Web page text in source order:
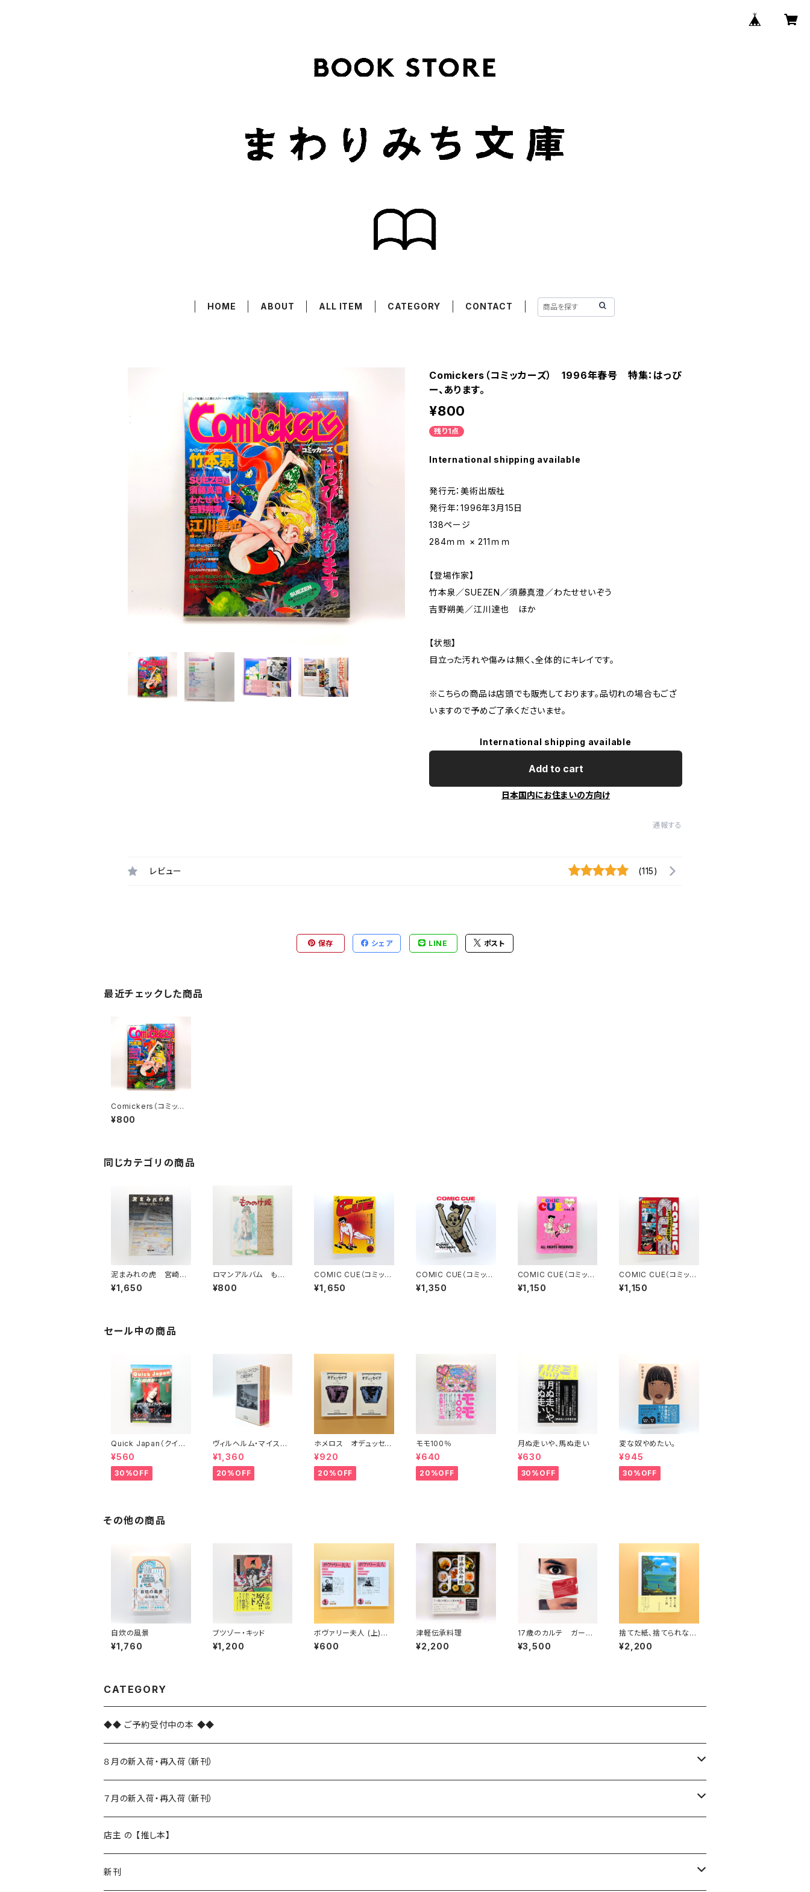
HOME ABOUT ALL ITEM CATEGORY CONTACT
Comickers（コミッカーズ） 1996年春号 特集：はっぴ
ー、あります。
¥800
残り1点
International shipping available
発行元：美術出版社
発行年：1996年3月15日
138ページ
284ｍｍ × 211ｍｍ
【登場作家】
竹本泉／SUEZEN／須藤真澄／わたせせいぞう
吉野朔美／江川達也 ほか
【状態】
目立った汚れや傷みは無く、全体的にキレイです。
※こちらの商品は店頭でも販売しております。品切れの場合もござ
いますので予めご了承くださいませ。
International shipping available
Add to cart
日本国内にお住まいの方向け
通報する
レビュー (115)
保存 シェア LINE ポスト
最近チェックした商品
Comickers（コミッカ
ーズ） 1996年春号
特集：はっぴー、ありま
¥800
同じカテゴリの商品
泥まみれの虎 宮崎駿
の妄想ノート
¥1,650
ロマンアルバム もの
のけ姫
¥800
COMIC CUE（コミッ
ク・キュー）Vol.１ 創刊
号 江口寿史責任編集
¥1,650
COMIC CUE（コミッ
ク・キュー）Vol.２ 江
口寿史責任編集
¥1,350
COMIC CUE（コミッ
ク・キュー）Vol.３ 江
口寿史責任編集
¥1,150
COMIC CUE（コミッ
ク・キュー）Vol.４ 江
口寿史責任編集
¥1,150
セール中の商品
Quick Japan（クイッ
ク・ジャパン）Vol.11
¥560
30%OFF
ヴィルヘルム・マイスタ
ーの遍歴時代 (上)(中)
(下)（岩波文庫）
¥1,360
20%OFF
ホメロス オデュッセイ
ア(上)(下) （岩波文庫）
¥920
20%OFF
モモ100％
¥640
20%OFF
月ぬ走いや、馬ぬ走い
¥630
30%OFF
変な奴やめたい。
¥945
30%OFF
その他の商品
自炊の風景
¥1,760
ブツゾー・キッド
¥1,200
ボヴァリー夫人 (上)
(下)（岩波文庫）
¥600
津軽伝承料理
¥2,200
17歳のカルテ ガーデ
ンシネマ・イクスプレス
第67号 （映画パンフ
¥3,500
捨てた紙、捨てられない
紙
¥2,200
CATEGORY
◆◆ ご予約受付中の本 ◆◆
８月の新入荷・再入荷（新刊）
新入荷
再入荷
７月の新入荷・再入荷（新刊）
新入荷
再入荷
店主 の 【推し本】
新刊